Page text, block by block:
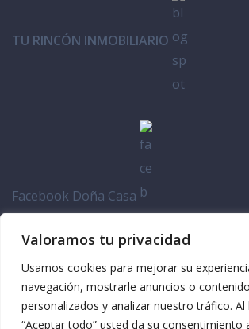
Valoramos tu privacidad
Usamos cookies para mejorar su
navegación, mostrarle anuncios o
personalizados y analizar nuestro tráfico. Al
“Aceptar todo” usted da su consentimiento
TU RINCÓN INMOBILIARIO
Facebook Doña Casa